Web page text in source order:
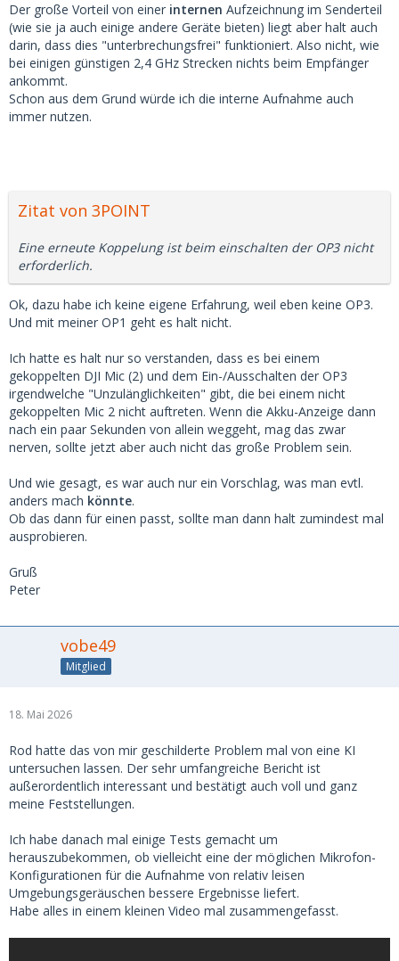
Der große Vorteil von einer internen Aufzeichnung im Senderteil
(wie sie ja auch einige andere Geräte bieten) liegt aber halt auch
darin, dass dies "unterbrechungsfrei" funktioniert. Also nicht, wie
bei einigen günstigen 2,4 GHz Strecken nichts beim Empfänger
ankommt.
Schon aus dem Grund würde ich die interne Aufnahme auch
immer nutzen.
Zitat von 3POINT
Eine erneute Koppelung ist beim einschalten der OP3 nicht
erforderlich.
Ok, dazu habe ich keine eigene Erfahrung, weil eben keine OP3.
Und mit meiner OP1 geht es halt nicht.
Ich hatte es halt nur so verstanden, dass es bei einem
gekoppelten DJI Mic (2) und dem Ein-/Ausschalten der OP3
irgendwelche "Unzulänglichkeiten" gibt, die bei einem nicht
gekoppelten Mic 2 nicht auftreten. Wenn die Akku-Anzeige dann
nach ein paar Sekunden von allein weggeht, mag das zwar
nerven, sollte jetzt aber auch nicht das große Problem sein.
Und wie gesagt, es war auch nur ein Vorschlag, was man evtl.
anders mach könnte.
Ob das dann für einen passt, sollte man dann halt zumindest mal
ausprobieren.
Gruß
Peter
vobe49
Mitglied
18. Mai 2026
Rod hatte das von mir geschilderte Problem mal von eine KI
untersuchen lassen. Der sehr umfangreiche Bericht ist
außerordentlich interessant und bestätigt auch voll und ganz
meine Feststellungen.
Ich habe danach mal einige Tests gemacht um
herauszubekommen, ob vielleicht eine der möglichen Mikrofon-
Konfigurationen für die Aufnahme von relativ leisen
Umgebungsgeräuschen bessere Ergebnisse liefert.
Habe alles in einem kleinen Video mal zusammengefasst.